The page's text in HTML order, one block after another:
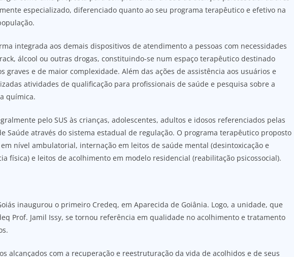
especializado, diferenciado quanto ao seu programa terapêutico e efetivo na
integrada aos demais dispositivos de atendimento a pessoas com necessidades
álcool ou outras drogas, constituindo-se num espaço terapêutico destinado
graves e de maior complexidade. Além das ações de assistência aos usuários e
atividades de qualificação para profissionais de saúde e pesquisa sobre a
química.
pelo SUS às crianças, adolescentes, adultos e idosos referenciados pelas
Saúde através do sistema estadual de regulação. O programa terapêutico proposto
nível ambulatorial, internação em leitos de saúde mental (desintoxicação e
física) e leitos de acolhimento em modelo residencial (reabilitação psicossocial).
inaugurou o primeiro Credeq, em Aparecida de Goiânia. Logo, a unidade, que
Prof. Jamil Issy, se tornou referência em qualidade no acolhimento e tratamento
alcançados com a recuperação e reestruturação da vida de acolhidos e de seus